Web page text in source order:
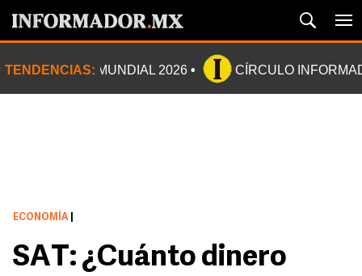
TENDENCIAS: MUNDIAL 2026 CÍRCULO
ECONOMÍA
SAT: ¿Cuánto dinero